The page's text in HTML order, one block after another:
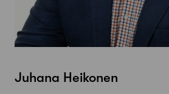
Juhana Heikonen